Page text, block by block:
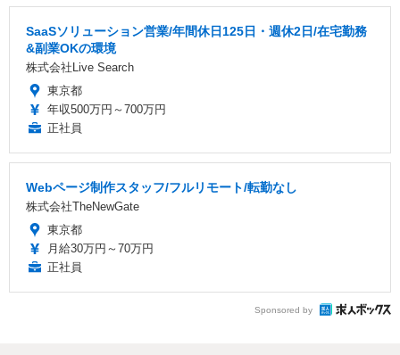
SaaSソリューション営業/年間休日125日・週休2日/在宅勤務
&副業OKの環境
株式会社Live Search
東京都
年収500万円～700万円
正社員
Webページ制作スタッフ/フルリモート/転勤なし
株式会社TheNewGate
東京都
月給30万円～70万円
正社員
Sponsored by